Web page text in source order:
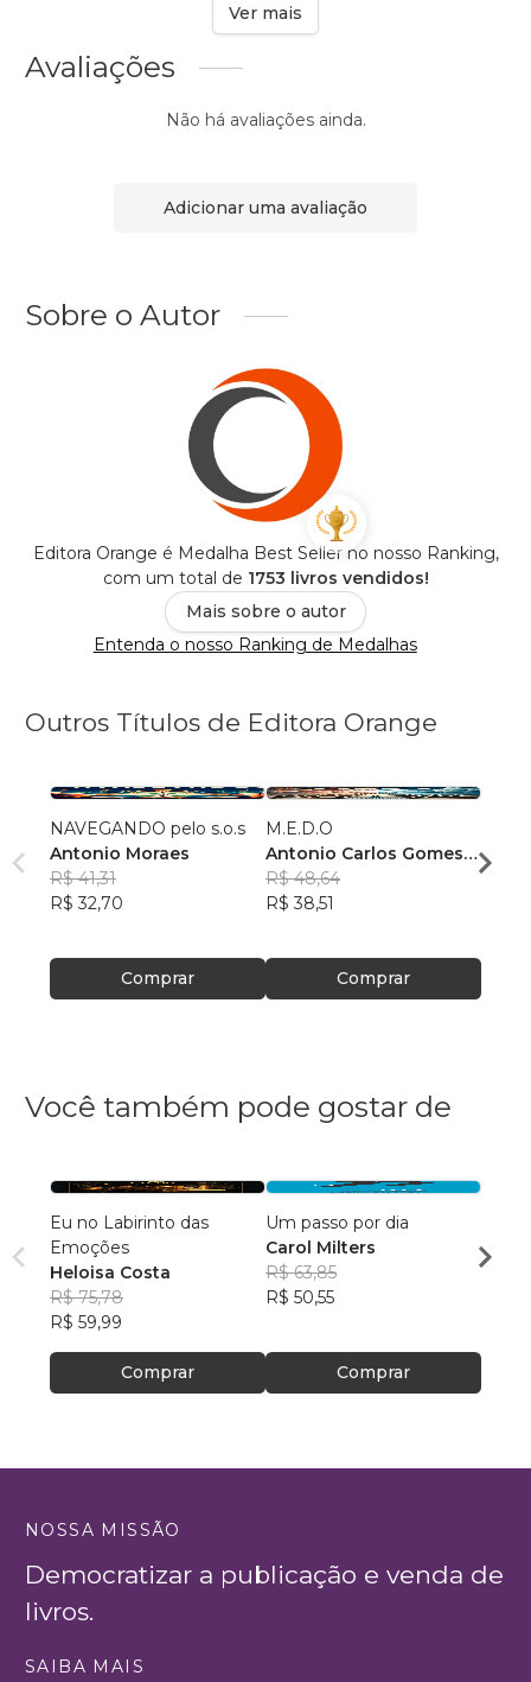
Ver mais
Avaliações
Não há avaliações ainda.
Adicionar uma avaliação
Sobre o Autor
Editora Orange é Medalha Best Seller no nosso Ranking,
com um total de 1753 livros vendidos!
Mais sobre o autor
Entenda o nosso Ranking de Medalhas
Outros Títulos de Editora Orange
NAVEGANDO pelo s.o.s
Antonio Moraes
R$ 41,31
R$ 32,70
Comprar
M.E.D.O
Antonio Carlos Gomes
de Moraes
R$ 48,64
R$ 38,51
Comprar
R$
Você também pode gostar de
Eu no Labirinto das
Emoções
Heloisa Costa
R$ 75,78
R$ 59,99
Comprar
Um passo por dia
Carol Milters
R$ 63,85
R$ 50,55
Comprar
Gelo
NOSSA MISSÃO
Democratizar a publicação e venda de
livros.
SAIBA MAIS